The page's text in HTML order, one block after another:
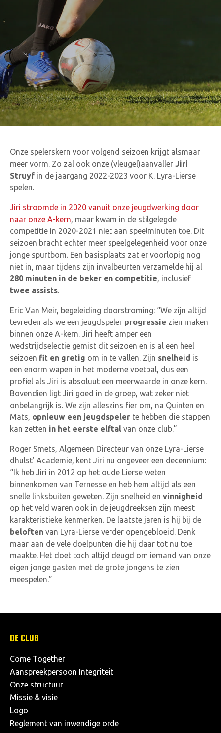
Onze spelerskern voor volgend seizoen krijgt alsmaar
meer vorm. Zo zal ook onze (vleugel)aanvaller Jiri
Struyf in de jaargang 2022-2023 voor K. Lyra-Lierse
spelen.
Jiri stroomde in 2020 vanuit onze jeugdwerking door
naar onze A-kern, maar kwam in de stilgelegde
competitie in 2020-2021 niet aan speelminuten toe. Dit
seizoen bracht echter meer speelgelegenheid voor onze
jonge spurtbom. Een basisplaats zat er voorlopig nog
niet in, maar tijdens zijn invalbeurten verzamelde hij al
280 minuten in de beker en competitie, inclusief
twee assists.
Eric Van Meir, begeleiding doorstroming: “We zijn altijd
tevreden als we een jeugdspeler progressie zien maken
binnen onze A-kern. Jiri heeft amper een
wedstrijdselectie gemist dit seizoen en is al een heel
seizoen fit en gretig om in te vallen. Zijn snelheid is
een enorm wapen in het moderne voetbal, dus een
profiel als Jiri is absoluut een meerwaarde in onze kern.
Bovendien ligt Jiri goed in de groep, wat zeker niet
onbelangrijk is. We zijn alleszins fier om, na Quinten en
Mats, opnieuw een jeugdspeler te hebben die stappen
kan zetten in het eerste elftal van onze club.”
Roger Smets, Algemeen Directeur van onze Lyra-Lierse
dhulst’ Academie, kent Jiri nu ongeveer een decennium:
“Ik heb Jiri in 2012 op het oude Lierse weten
binnenkomen van Ternesse en heb hem altijd als een
snelle linksbuiten geweten. Zijn snelheid en vinnigheid
op het veld waren ook in de jeugdreeksen zijn meest
karakteristieke kenmerken. De laatste jaren is hij bij de
beloften van Lyra-Lierse verder opengebloeid. Denk
maar aan de vele doelpunten die hij daar tot nu toe
maakte. Het doet toch altijd deugd om iemand van onze
eigen jonge gasten met de grote jongens te zien
meespelen.”
DE CLUB
Come Together
Aanspreekpersoon Integriteit
Onze structuur
Missie & visie
Logo
Reglement van inwendige orde